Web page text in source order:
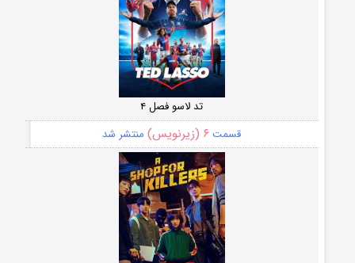
تد لاسو فصل ۴
قسمت ۶ (زیرنویس) منتشر شد